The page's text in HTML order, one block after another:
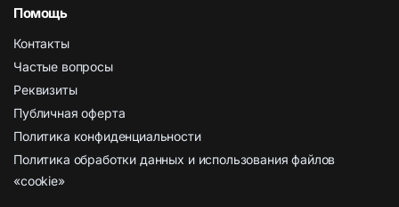
Помощь
Контакты
Частые вопросы
Реквизиты
Публичная оферта
Политика конфиденциальности
Политика обработки данных и использования файлов
«cookie»